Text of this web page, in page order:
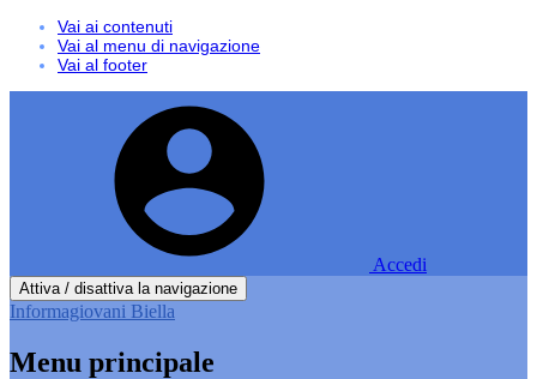
Vai ai contenuti
Vai al menu di navigazione
Vai al footer
Accedi
Attiva / disattiva la navigazione
Informagiovani Biella
Menu principale